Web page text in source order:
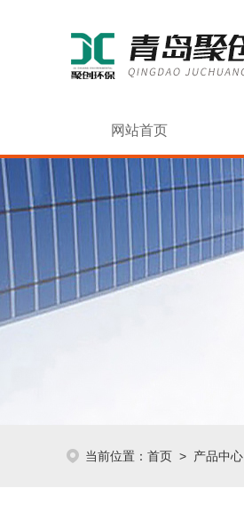
网站首页
当前位置： 首页 > 产品中心